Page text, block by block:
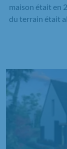
maison était en
du terrain était